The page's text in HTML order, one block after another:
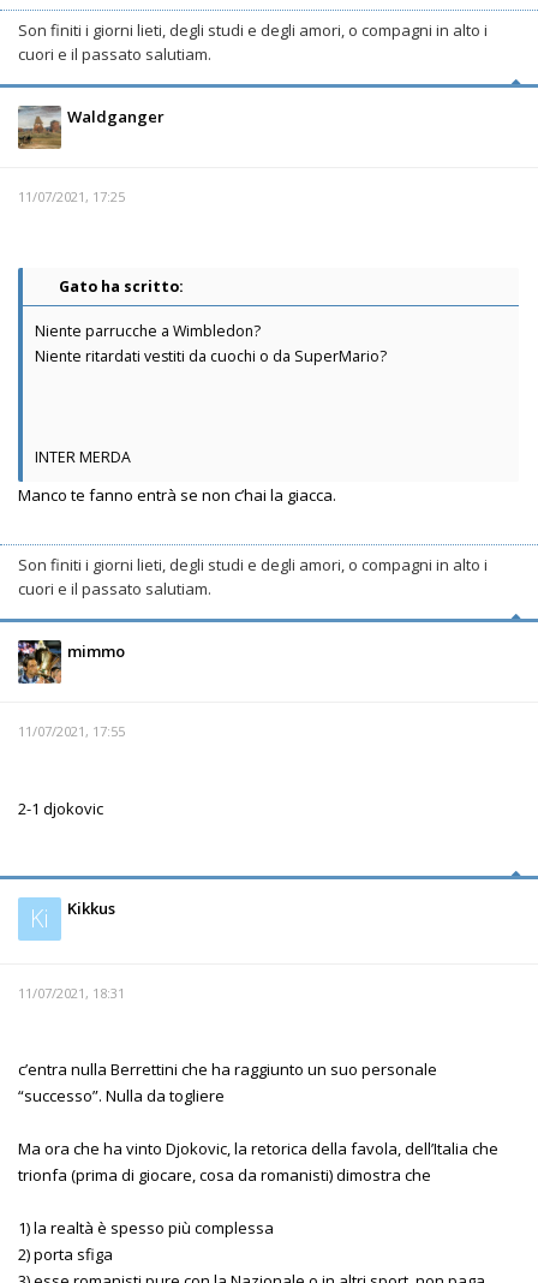
Son finiti i giorni lieti, degli studi e degli amori, o compagni in alto i
cuori e il passato salutiam.
Waldganger
11/07/2021, 17:25
Gato ha scritto:
Niente parrucche a Wimbledon?
Niente ritardati vestiti da cuochi o da SuperMario?
INTER MERDA
Manco te fanno entrà se non c’hai la giacca.
Son finiti i giorni lieti, degli studi e degli amori, o compagni in alto i
cuori e il passato salutiam.
mimmo
11/07/2021, 17:55
2-1 djokovic
Ki Kikkus
11/07/2021, 18:31
c’entra nulla Berrettini che ha raggiunto un suo personale
“successo”. Nulla da togliere
Ma ora che ha vinto Djokovic, la retorica della favola, dell’Italia che
trionfa (prima di giocare, cosa da romanisti) dimostra che
1) la realtà è spesso più complessa
2) porta sfiga